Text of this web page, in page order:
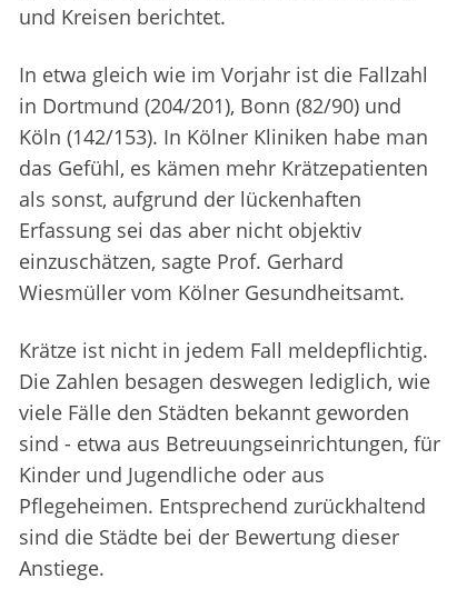
und Kreisen berichtet.
In etwa gleich wie im Vorjahr ist die Fallzahl
in Dortmund (204/201), Bonn (82/90) und
Köln (142/153). In Kölner Kliniken habe man
das Gefühl, es kämen mehr Krätzepatienten
als sonst, aufgrund der lückenhaften
Erfassung sei das aber nicht objektiv
einzuschätzen, sagte Prof. Gerhard
Wiesmüller vom Kölner Gesundheitsamt.
Krätze ist nicht in jedem Fall meldepflichtig.
Die Zahlen besagen deswegen lediglich, wie
viele Fälle den Städten bekannt geworden
sind - etwa aus Betreuungseinrichtungen, für
Kinder und Jugendliche oder aus
Pflegeheimen. Entsprechend zurückhaltend
sind die Städte bei der Bewertung dieser
Anstiege.